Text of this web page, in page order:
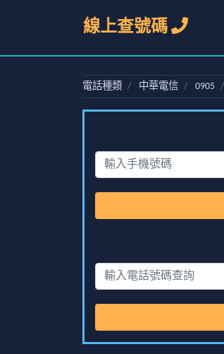
線上查號碼
電話種類 中華電信 0905